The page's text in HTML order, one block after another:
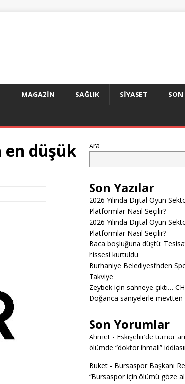
MAGAZIN SAĞLIK SIYASET
en düşük
Ara
Son Yazılar
2026 Yılında Dijital Oyun
Platformlar Nasıl Seçilir?
2026 Yılında Dijital Oyun
Platformlar Nasıl Seçilir?
Baca boşluğuna düştü:
hissesi kurtuldu
Burhaniye Belediyesi’nden
Takviye
Zeybek için sahneye çıktı…
Doğanca saniyelerle mevtten
Son Yorumlar
Ahmet- Eskişehir’de tümör
ölümde “doktor ihmali”
Buket- Bursaspor Başkanı
“Bursaspor için ölümü göze